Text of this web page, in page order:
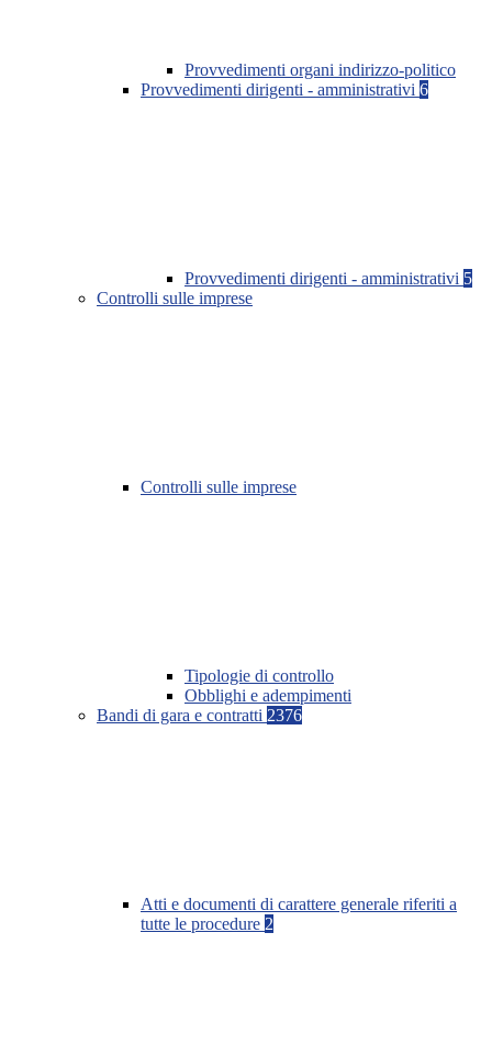
Provvedimenti organi indirizzo-politico
Provvedimenti dirigenti - amministrativi 6
Provvedimenti dirigenti - amministrativi 5
Controlli sulle imprese
Controlli sulle imprese
Tipologie di controllo
Obblighi e adempimenti
Bandi di gara e contratti 2376
Atti e documenti di carattere generale riferiti a
tutte le procedure 2